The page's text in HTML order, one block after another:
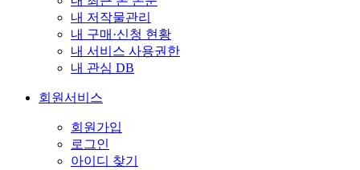
내 저작물관리
내 구매·신청 현황
내 서비스 사용권한
내 관심 DB
회원서비스
회원가입
로그인
아이디 찾기